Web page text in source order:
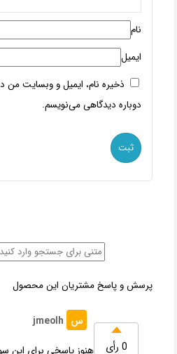
نام
ایمیل
ذخیره نام، ایمیل و وبسایت من
دوباره دیدگاهی می‌نویسم.
پرسش و پاسخ مشتریان این محصول
0 رأی
س jmeolh
هنوز پاسخی برای این